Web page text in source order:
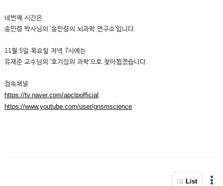
네번째 시간은
송민령 박사님의 '송민령의 뇌과학 연구소'입니다.
11월 5일 목요일 저녁 7시에는
유재준 교수님의 '호기심의 과학'으로 찾아뵙겠습니다.
접속채널
https://tv.naver.com/apctpofficial
https://www.youtube.com/user/gnsmscience
List